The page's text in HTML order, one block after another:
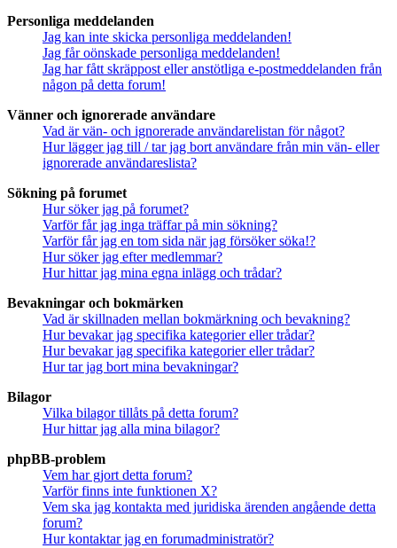
Personliga meddelanden
Jag kan inte skicka personliga meddelanden!
Jag får oönskade personliga meddelanden!
Jag har fått skräppost eller anstötliga e-postmeddelanden från
någon på detta forum!
Vänner och ignorerade användare
Vad är vän- och ignorerade användarelistan för något?
Hur lägger jag till / tar jag bort användare från min vän- eller
ignorerade användareslista?
Sökning på forumet
Hur söker jag på forumet?
Varför får jag inga träffar på min sökning?
Varför får jag en tom sida när jag försöker söka!?
Hur söker jag efter medlemmar?
Hur hittar jag mina egna inlägg och trådar?
Bevakningar och bokmärken
Vad är skillnaden mellan bokmärkning och bevakning?
Hur bevakar jag specifika kategorier eller trådar?
Hur bevakar jag specifika kategorier eller trådar?
Hur tar jag bort mina bevakningar?
Bilagor
Vilka bilagor tillåts på detta forum?
Hur hittar jag alla mina bilagor?
phpBB-problem
Vem har gjort detta forum?
Varför finns inte funktionen X?
Vem ska jag kontakta med juridiska ärenden angående detta
forum?
Hur kontaktar jag en forumadministratör?